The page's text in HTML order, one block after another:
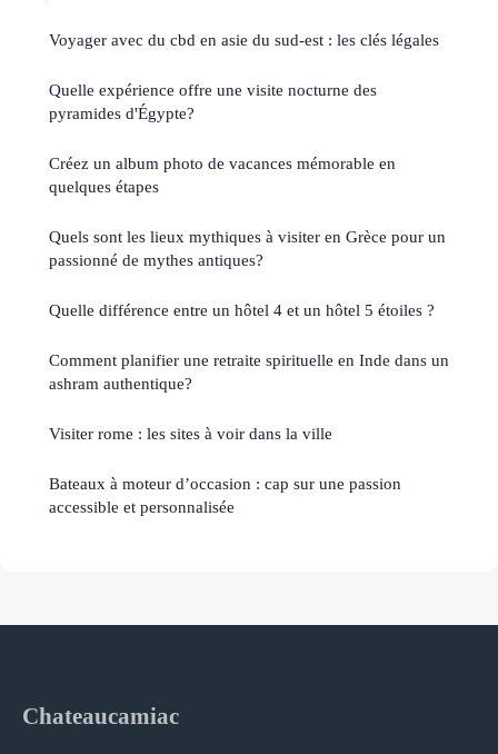
Voyager avec du cbd en asie du sud-est : les clés légales
Quelle expérience offre une visite nocturne des
pyramides d'Égypte?
Créez un album photo de vacances mémorable en
quelques étapes
Quels sont les lieux mythiques à visiter en Grèce pour un
passionné de mythes antiques?
Quelle différence entre un hôtel 4 et un hôtel 5 étoiles ?
Comment planifier une retraite spirituelle en Inde dans un
ashram authentique?
Visiter rome : les sites à voir dans la ville
Bateaux à moteur d’occasion : cap sur une passion
accessible et personnalisée
Chateaucamiac